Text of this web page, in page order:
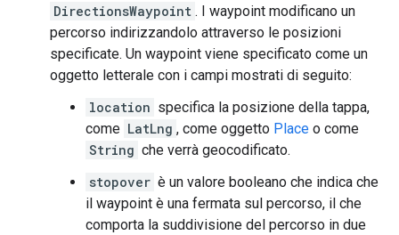
DirectionsWaypoint . I waypoint modificano un
percorso indirizzandolo attraverso le posizioni
specificate. Un waypoint viene specificato come un
oggetto letterale con i campi mostrati di seguito:
location specifica la posizione della tappa,
come LatLng , come oggetto Place o come
String che verrà geocodificato.
stopover è un valore booleano che indica che
il waypoint è una fermata sul percorso, il che
comporta la suddivisione del percorso in due